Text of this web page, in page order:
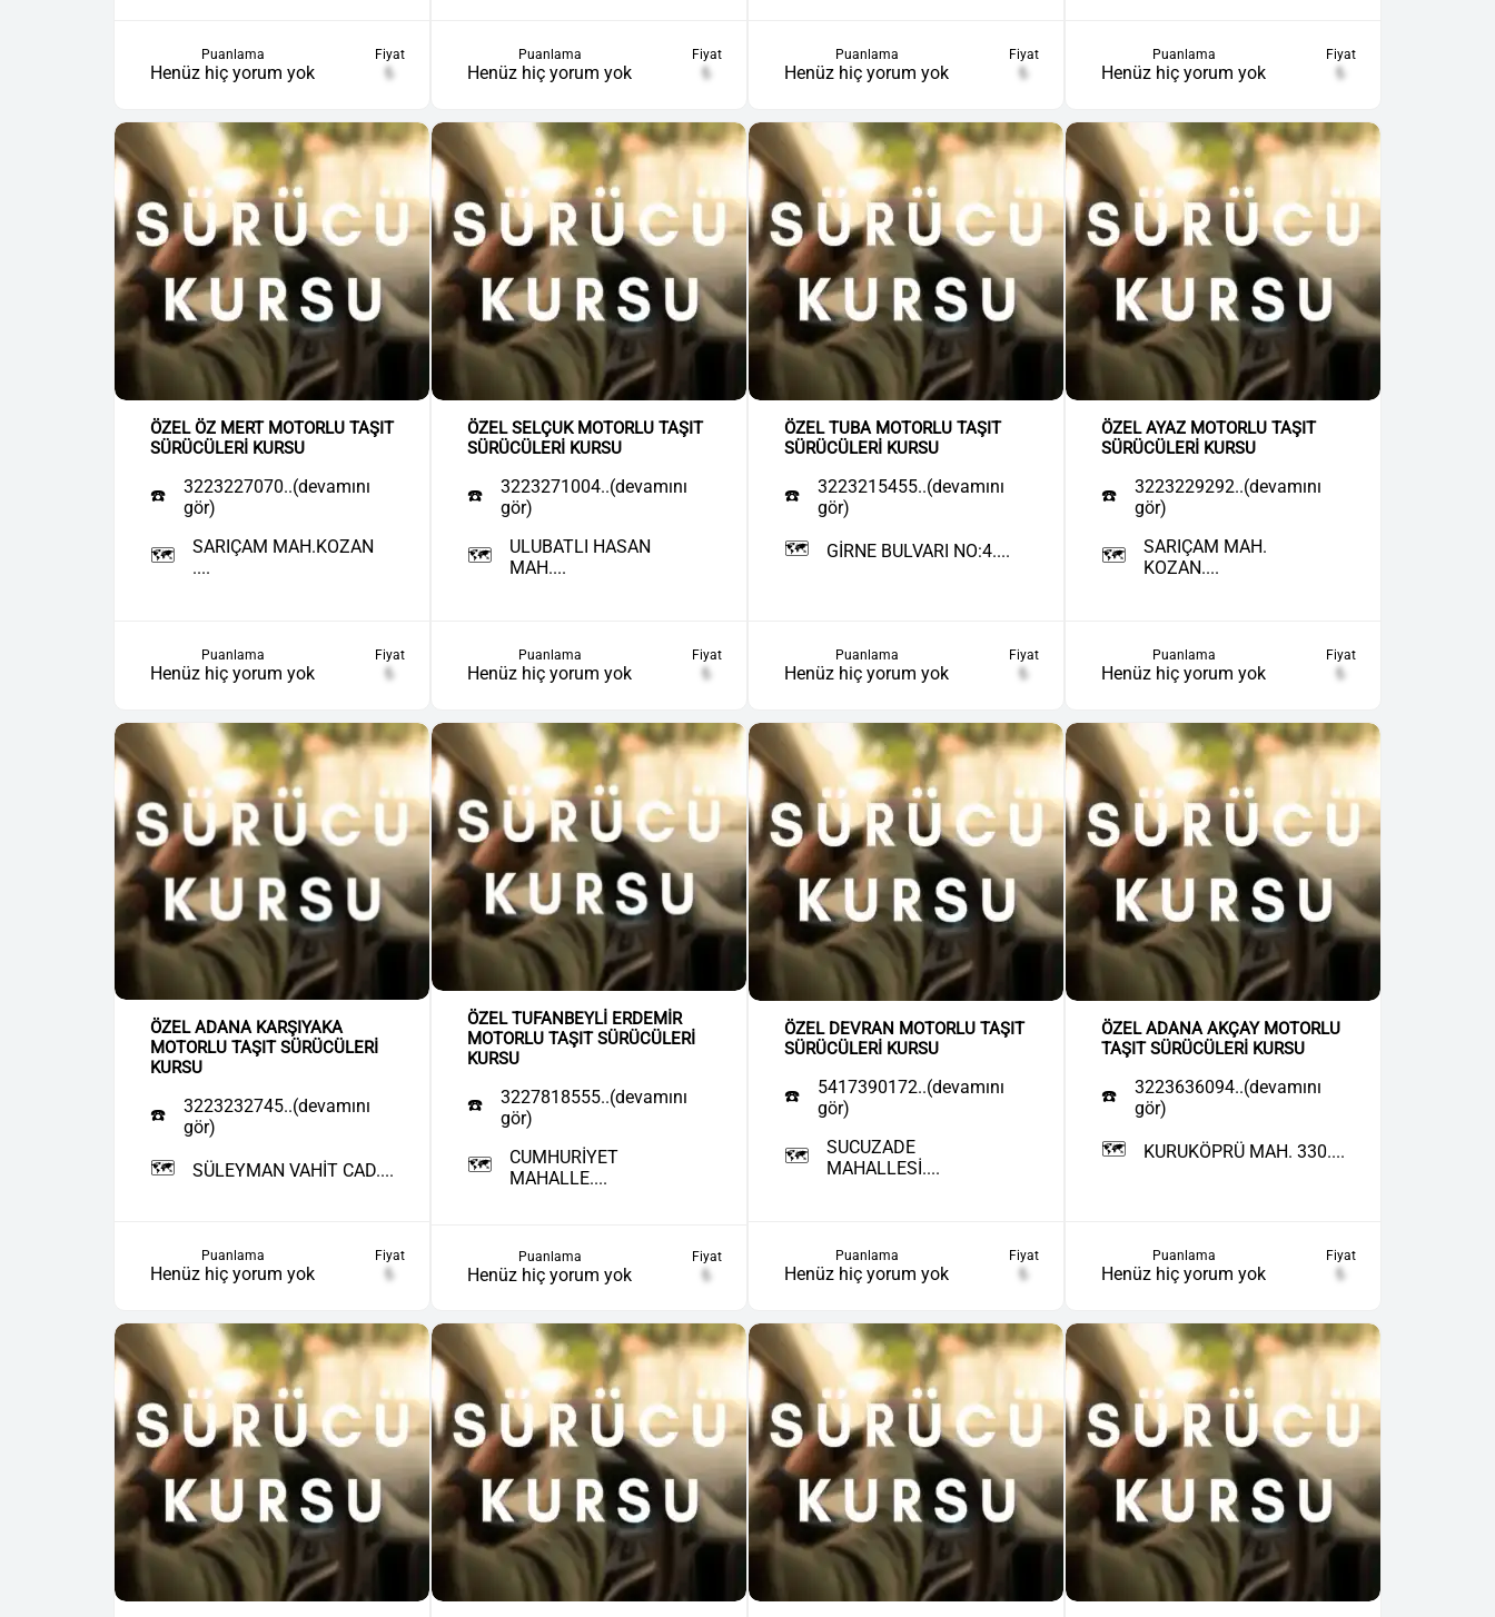
Puanlama
Henüz hiç yorum yok
Fiyat
₺
Puanlama
Henüz hiç yorum yok
Fiyat
₺
Puanlama
Henüz hiç yorum yok
Fiyat
₺
Puanlama
Henüz hiç yorum yok
Fiyat
₺
ÖZEL ÖZ MERT MOTORLU TAŞIT
SÜRÜCÜLERİ KURSU
☎️
3223227070..(devamını
gör)
🗺️
SARIÇAM MAH.KOZAN
....
Puanlama
Henüz hiç yorum yok
Fiyat
₺
ÖZEL SELÇUK MOTORLU TAŞIT
SÜRÜCÜLERİ KURSU
☎️
3223271004..(devamını
gör)
🗺️
ULUBATLI HASAN
MAH....
Puanlama
Henüz hiç yorum yok
Fiyat
₺
ÖZEL TUBA MOTORLU TAŞIT
SÜRÜCÜLERİ KURSU
☎️
3223215455..(devamını
gör)
🗺️
GİRNE BULVARI NO:4....
Puanlama
Henüz hiç yorum yok
Fiyat
₺
ÖZEL AYAZ MOTORLU TAŞIT
SÜRÜCÜLERİ KURSU
☎️
3223229292..(devamını
gör)
🗺️
SARIÇAM MAH.
KOZAN....
Puanlama
Henüz hiç yorum yok
Fiyat
₺
ÖZEL ADANA KARŞIYAKA
MOTORLU TAŞIT SÜRÜCÜLERİ
KURSU
☎️
3223232745..(devamını
gör)
🗺️
SÜLEYMAN VAHİT CAD....
Puanlama
Henüz hiç yorum yok
Fiyat
₺
ÖZEL TUFANBEYLİ ERDEMİR
MOTORLU TAŞIT SÜRÜCÜLERİ
KURSU
☎️
3227818555..(devamını
gör)
🗺️
CUMHURİYET
MAHALLE....
Puanlama
Henüz hiç yorum yok
Fiyat
₺
ÖZEL DEVRAN MOTORLU TAŞIT
SÜRÜCÜLERİ KURSU
☎️
5417390172..(devamını
gör)
🗺️
SUCUZADE
MAHALLESİ....
Puanlama
Henüz hiç yorum yok
Fiyat
₺
ÖZEL ADANA AKÇAY MOTORLU
TAŞIT SÜRÜCÜLERİ KURSU
☎️
3223636094..(devamını
gör)
🗺️
KURUKÖPRÜ MAH. 330....
Puanlama
Henüz hiç yorum yok
Fiyat
₺